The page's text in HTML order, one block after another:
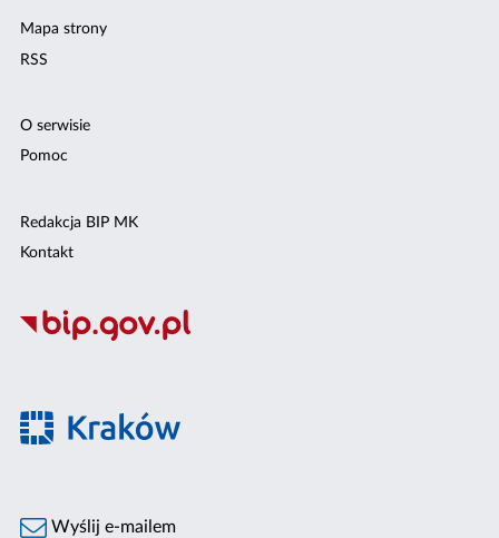
Mapa strony
RSS
O serwisie
Pomoc
Redakcja BIP MK
Kontakt
Wyślij e-mailem